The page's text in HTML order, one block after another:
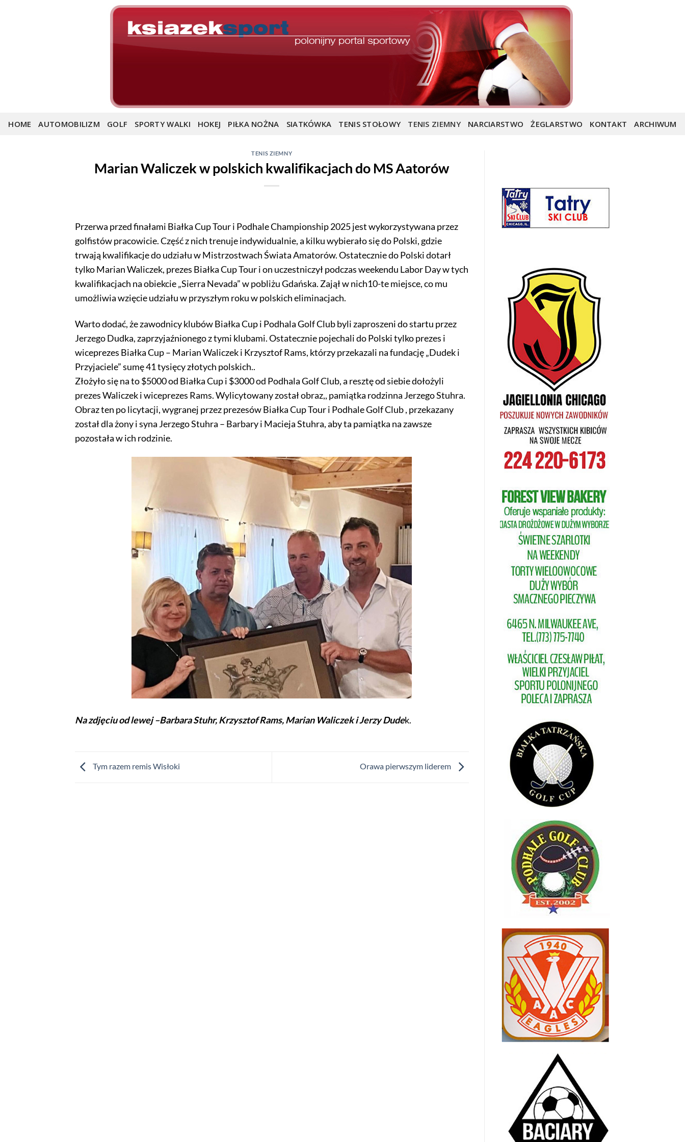
HOME AUTOMOBILIZM GOLF SPORTY WALKI HOKEJ PIŁKA NOŻNA SIATKÓWKA TENIS STOŁOWY TENIS ZIEMNY NARCIARSTWO ŻEGLARSTWO KONTAKT ARCHIWUM
TENIS ZIEMNY
Marian Waliczek w polskich kwalifikacjach do MS Aatorów
Przerwa przed finałami Białka Cup Tour i Podhale Championship 2025 jest wykorzystywana przez
golfistów pracowicie. Część z nich trenuje indywidualnie, a kilku wybierało się do Polski, gdzie
trwają kwalifikacje do udziału w Mistrzostwach Świata Amatorów. Ostatecznie do Polski dotarł
tylko Marian Waliczek, prezes Białka Cup Tour i on uczestniczył podczas weekendu Labor Day w tych
kwalifikacjach na obiekcie „Sierra Nevada” w pobliżu Gdańska. Zajął w nich10-te miejsce, co mu
umożliwia wzięcie udziału w przyszłym roku w polskich eliminacjach.
Warto dodać, że zawodnicy klubów Białka Cup i Podhala Golf Club byli zaproszeni do startu przez
Jerzego Dudka, zaprzyjaźnionego z tymi klubami. Ostatecznie pojechali do Polski tylko prezes i
wiceprezes Białka Cup – Marian Waliczek i Krzysztof Rams, którzy przekazali na fundację „Dudek i
Przyjaciele” sumę 41 tysięcy złotych polskich..
Złożyło się na to $5000 od Białka Cup i $3000 od Podhala Golf Club, a resztę od siebie dołożyli
prezes Waliczek i wiceprezes Rams. Wylicytowany został obraz,, pamiątka rodzinna Jerzego Stuhra.
Obraz ten po licytacji, wygranej przez prezesów Białka Cup Tour i Podhale Golf Club , przekazany
został dla żony i syna Jerzego Stuhra – Barbary i Macieja Stuhra, aby ta pamiątka na zawsze
pozostała w ich rodzinie.
Na zdjęciu od lewej –Barbara Stuhr, Krzysztof Rams, Marian Waliczek i Jerzy Dudek.
Tym razem remis Wisłoki Orawa pierwszym liderem